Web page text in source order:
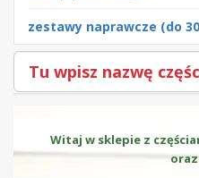
zestawy naprawcze (do
Witaj w sklepie z